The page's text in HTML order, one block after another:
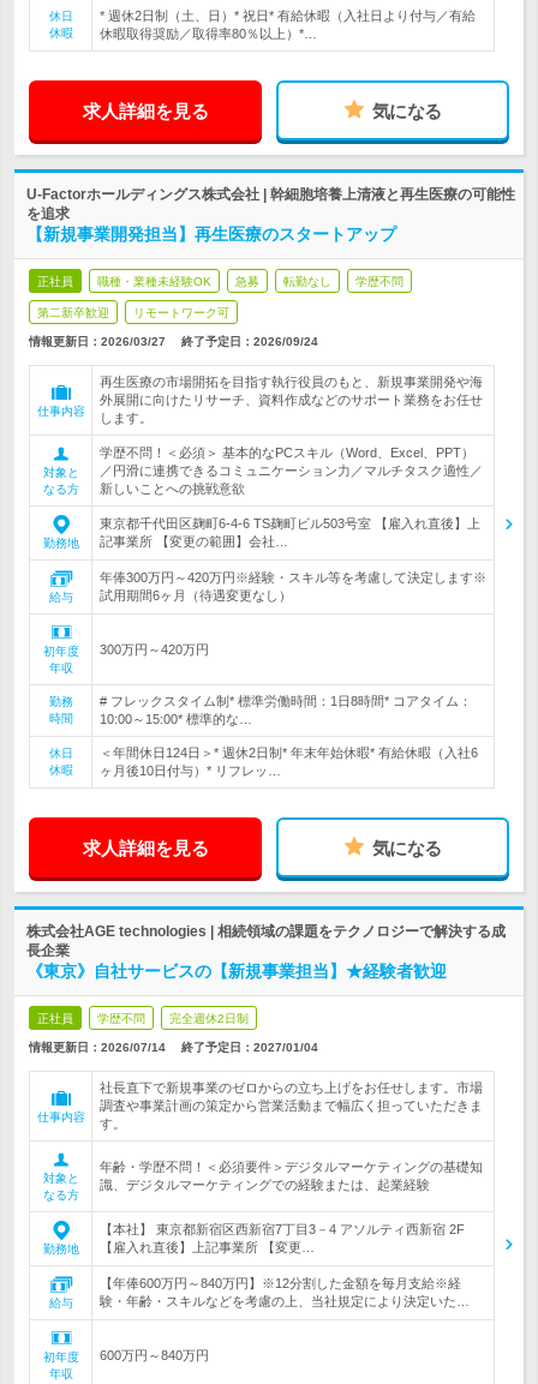
休日
休暇
* 週休2日制（土、日）* 祝日* 有給休暇（入社日より付与／有給
休暇取得奨励／取得率80％以上）*…
求人詳細を見る 気になる
U-Factorホールディングス株式会社 | 幹細胞培養上清液と再生医療の可能性
を追求
【新規事業開発担当】再生医療のスタートアップ
正社員 職種・業種未経験OK 急募 転勤なし 学歴不問
第二新卒歓迎 リモートワーク可
情報更新日：2026/03/27 終了予定日： 2026/09/24
仕事内容
再生医療の市場開拓を目指す執行役員のもと、新規事業開発や海
外展開に向けたリサーチ、資料作成などのサポート業務をお任せ
します。
対象と
なる方
学歴不問！＜必須＞ 基本的なPCスキル（Word、Excel、PPT）
／円滑に連携できるコミュニケーション力／マルチタスク適性／
新しいことへの挑戦意欲
勤務地
東京都千代田区麹町6-4-6 TS麹町ビル503号室 【雇入れ直後】上
記事業所 【変更の範囲】会社…
給与
年俸300万円～420万円※経験・スキル等を考慮して決定します※
試用期間6ヶ月（待遇変更なし）
初年度
年収
300万円～420万円
勤務
時間
# フレックスタイム制* 標準労働時間：1日8時間* コアタイム：
10:00～15:00* 標準的な…
休日
休暇
＜年間休日124日＞* 週休2日制* 年末年始休暇* 有給休暇（入社6
ヶ月後10日付与）* リフレッ…
求人詳細を見る 気になる
株式会社AGE technologies | 相続領域の課題をテクノロジーで解決する成
長企業
《東京》自社サービスの【新規事業担当】★経験者歓迎
正社員 学歴不問 完全週休2日制
情報更新日：2026/07/14 終了予定日： 2027/01/04
仕事内容
社長直下で新規事業のゼロからの立ち上げをお任せします。市場
調査や事業計画の策定から営業活動まで幅広く担っていただきま
す。
対象と
なる方
年齢・学歴不問！＜必須要件＞デジタルマーケティングの基礎知
識、デジタルマーケティングでの経験または、起業経験
勤務地
【本社】 東京都新宿区西新宿7丁目3－4 アソルティ西新宿 2F
【雇入れ直後】上記事業所 【変更…
給与
【年俸600万円～840万円】※12分割した金額を毎月支給※経
験・年齢・スキルなどを考慮の上、当社規定により決定いた…
初年度
年収
600万円～840万円